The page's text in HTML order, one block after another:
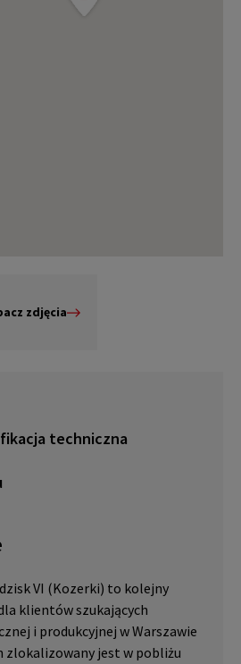
zdjęcia
techniczna
VI (Kozerki) to kolejny
klientów szukających
i produkcyjnej w Warszawie
zlokalizowany jest w pobliżu